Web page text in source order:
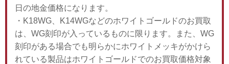
日の地金価格になります。
・K18WG、K14WGなどのホワイトゴールドのお買取
は、WG刻印が入っているものに限ります。また、WG
刻印がある場合でも明らかにホワイトメッキがかけら
れている製品はホワイトゴールドでのお買取価格対象